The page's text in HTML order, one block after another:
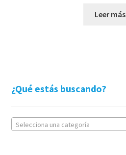
Leer más
¿Qué estás buscando?
Selecciona una categoría